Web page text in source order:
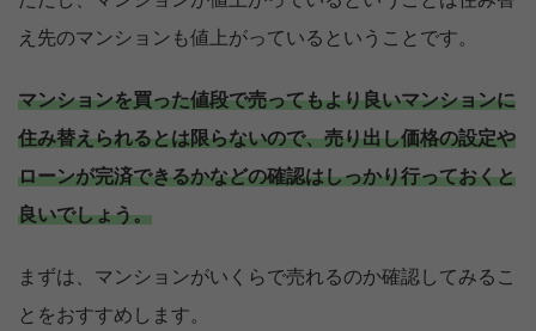
え先のマンションも値上がっているということです。
マンションを買った値段で売ってもより良いマンションに
住み替えられるとは限らないので、売り出し価格の設定や
ローンが完済できるかなどの確認はしっかり行っておくと
良いでしょう。
まずは、マンションがいくらで売れるのか確認してみるこ
とをおすすめします。